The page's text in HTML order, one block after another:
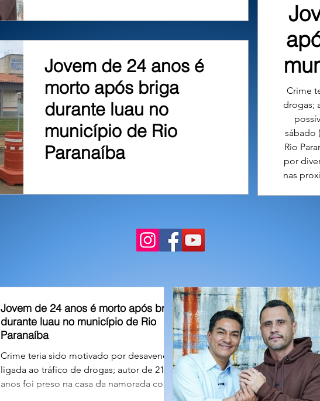
Jovem de 24 anos é
morto após briga
durante luau no
município de Rio
Paranaíba
Crime
drogas;
sábado
Rio
por
nas
Jovem de 24 anos é morto após briga
durante luau no município de Rio
Paranaíba
Crime teria sido motivado por desavença
ligada ao tráfico de drogas; autor de 21
anos foi preso na casa da namorada com a